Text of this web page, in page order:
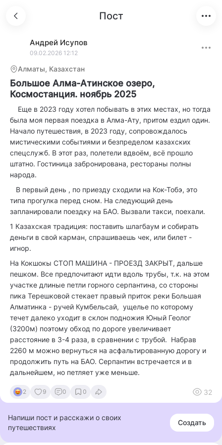
Пост
Андрей Исупов
09.02.2026 12:12
Алматы, Казахстан
Большое Алма-Атинское озеро,
Космостанция. ноябрь 2025
Еще в 2023 году хотел побывать в этих местах, но тогда
была моя первая поездка в Алма-Ату, притом ездил один.
Начало путешествия, в 2023 году, сопровождалось
мистическими событиями и безпределом казахских
спецслужб. В этот раз, полетели вдвоём, всё прошло
штатно. Гостиница забронирована, рестораны полны
народа.
В первый день , по приезду сходили на Кок-Тобэ, это
типа прогулка перед сном. На следующий день
запланировали поездку на БАО. Вызвали такси, поехали.
1 Казахская традиция: поставить шлагбаум и собирать
деньги в свой карман, спрашиваешь чек, или билет -
игнор.
На Кокшокы СТОП МАШИНА - ПРОЕЗД ЗАКРЫТ, дальше
пешком. Все предпочитают идти вдоль трубы, т.к. на этом
участке длиные петли горного серпантина, со стороны
пика Терешковой стекает правый приток реки Большая
Алматинка - ручей Кумбельсай, ущелье по которому
течет далеко уходит в склон подножия Юный Геолог
(3200м) поэтому обход по дороге увеличивает
расстояние в 3-4 раза, в сравнении с трубой. Набрав
2260 м можно вернуться на асфальтированную дорогу и
продолжить путь на БАО. Серпантин встречается и в
дальнейшем, но петляет уже меньше.
2 9 0 0 32
Напиши пост и расскажи о своих
путешествиях
Создать